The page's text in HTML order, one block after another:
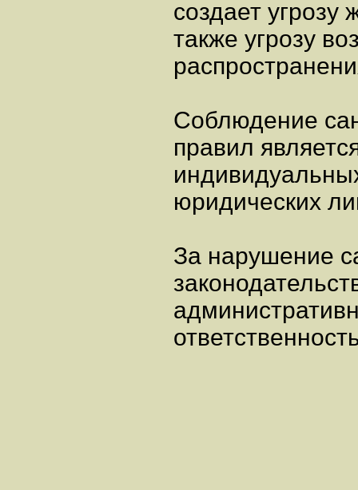
создает
также угрозу
Соблюдение
правил
юридических
За нарушение